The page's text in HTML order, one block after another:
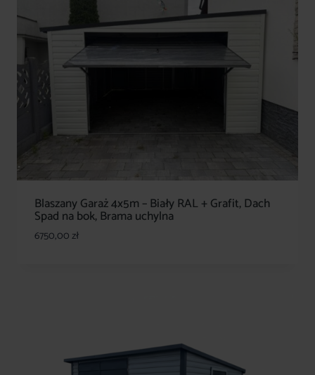
Blaszany Garaż 4x5m – Biały RAL + Grafit, Dach
Spad na bok, Brama uchylna
6750,00zł